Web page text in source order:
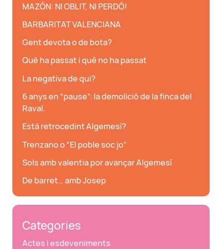
MAZÓN: NI OBLIT, NI PERDÓ!
BARBARITAT VALENCIANA
Gent devota o de bota?
Què ha passat i què no ha passat
La negativa de qui?
6 anys en “pause”: la demolició de la finca del
Raval.
Està retrocedint Algemesí?
Trenzano o “El poble soc jo”
Sols amb valentia por avançar Algemesí
De barret… amb Josep
Categories
Actes i esdeveniments